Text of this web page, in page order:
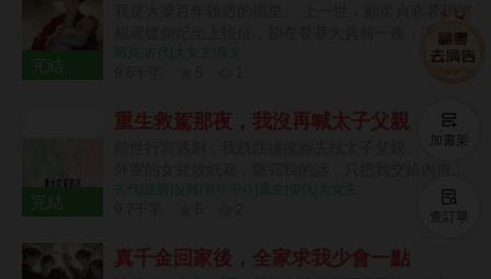
假千金梁楚楚給我準備了一份見面禮。 她把一個陌生
的不想把姐姐的私事說出去，可她已經把男人帶回家
跟我共處一室，然後就從陽臺翻下去了！」 一群人跑
到樓下。 我躺在被砸塌的遮雨棚上，懷裡還抱著一隻
也卡住了。 我拍了拍身上的灰，長長舒了口氣。 這
才對嘛。 身邊一個男人都沒有，連呼吸都順了。
完結
福運從側妃坐上後位，卻在登基大典前一夜，讓人把
我活活釘進棺材。 我哭著喊她母妃，問自己究竟做錯
若沒有範嬤嬤幫我把你們換了，我哪有今日？」 棺釘
聲娘都沒聽見。」 冷風再次撲到身上時，我竟回到了
來。 這一世，誰也別想再把我從她身邊抱走！
萌寶|古代|大女主|爽文
完結
重生救駕那夜，我沒再喊太子父親
「歲安乖，這份救駕之功先記在父親名下。等皇祖父
我害死了娘親。 父親信了。 他將我鎖進沒有炭火的
古代|逆襲|反轉|宮斗宅斗|重生|復仇|大女主
真千金回家後，全家求我少會一點
加書架
查訂單